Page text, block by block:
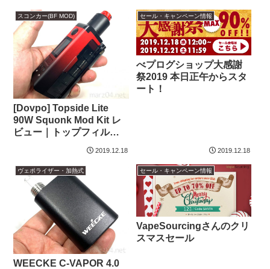
スコンカー(BF MOD)
[Dovpo] Topside Lite
90W Squonk Mod Kit レ
ビュー｜トップフィルの
2019.12.18
セール・キャンペーン情報
べプログショップ大感謝
祭2019 本日正午からスタ
ート！
2019.12.18
ヴェポライザー・加熱式
WEECKE C-VAPOR 4.0
セール・キャンペーン情報
VapeSourcingさんのクリ
スマスセール